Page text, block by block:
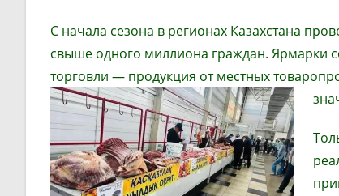
С начала сезона в регионах Казахстана
свыше одного миллиона граждан. Ярмарки
торговли — продукция от местных